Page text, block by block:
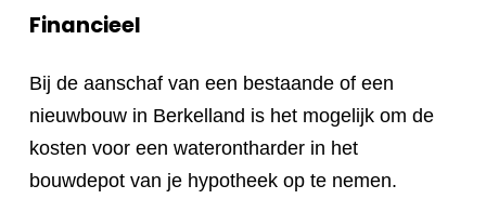
Financieel
Bij de aanschaf van een bestaande of een
nieuwbouw in Berkelland is het mogelijk om de
kosten voor een waterontharder in het
bouwdepot van je hypotheek op te nemen.